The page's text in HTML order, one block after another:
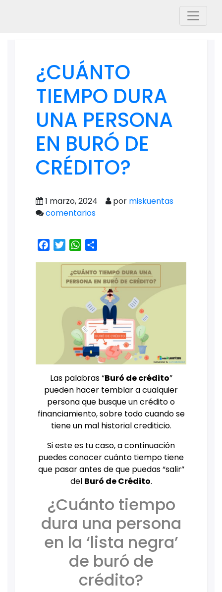
¿CUÁNTO
TIEMPO DURA
UNA PERSONA
EN BURÓ DE
CRÉDITO?
1 marzo, 2024 por miskuentas
comentarios
Facebook
TwitterWhatsApp
Las palabras “Buró de crédito”
pueden hacer temblar a cualquier
persona que busque un crédito o
financiamiento, sobre todo cuando se
tiene un mal historial crediticio.
Si este es tu caso, a continuación
puedes conocer cuánto tiempo tiene
que pasar antes de que puedas “salir”
del Buró de Crédito.
¿Cuánto tiempo
dura una persona
en la ‘lista negra’
de buró de
crédito?